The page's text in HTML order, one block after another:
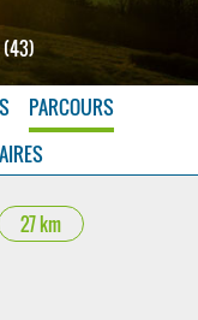
(43)
PARCOURS
27 km